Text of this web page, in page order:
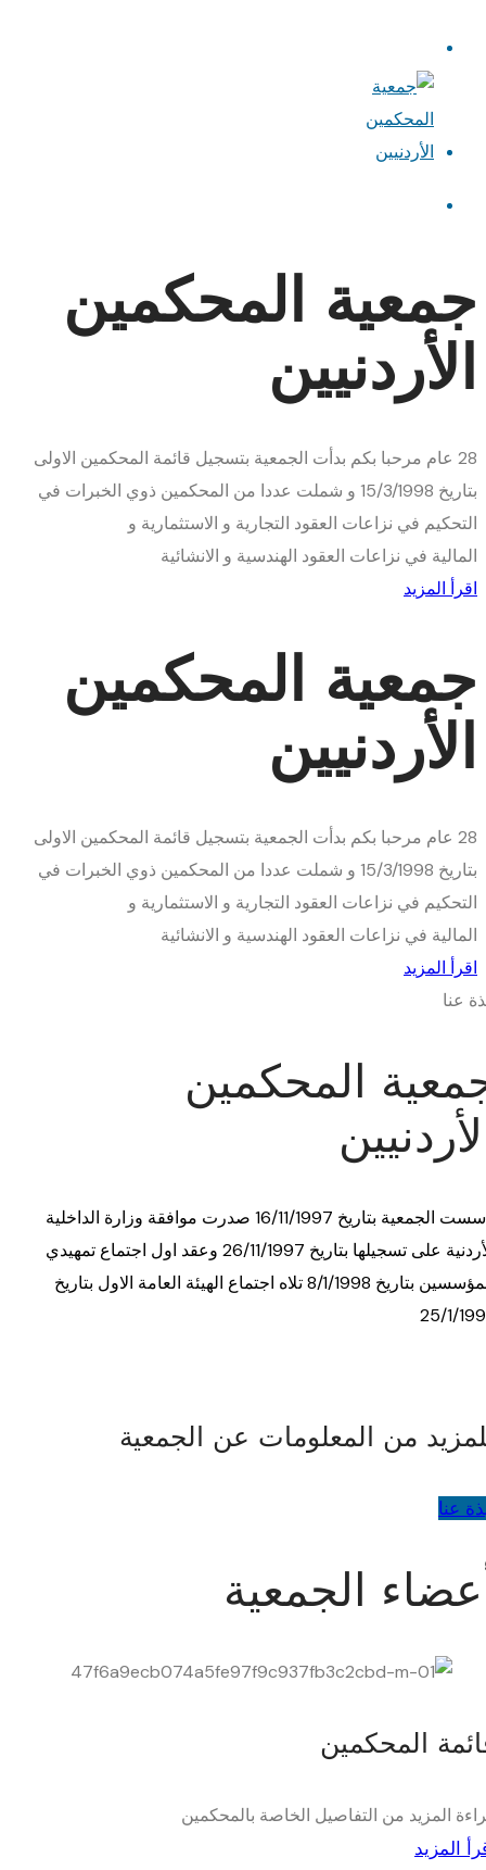
جمعية المحكمين
الأردنيين
28 عام مرحبا بكم بدأت الجمعية بتسجيل قائمة المحكمين الاولى
بتاريخ 15/3/1998 و شملت عددا من المحكمين ذوي الخبرات في
التحكيم في نزاعات العقود التجارية و الاستثمارية و
المالية في نزاعات العقود الهندسية و الانشائية
اقرأ المزيد
جمعية المحكمين
الأردنيين
28 عام مرحبا بكم بدأت الجمعية بتسجيل قائمة المحكمين الاولى
بتاريخ 15/3/1998 و شملت عددا من المحكمين ذوي الخبرات في
التحكيم في نزاعات العقود التجارية و الاستثمارية و
المالية في نزاعات العقود الهندسية و الانشائية
اقرأ المزيد
عنا
المحكمين
تأسست الجمعية بتاريخ 16/11/1997 صدرت موافقة وزارة الداخلية
الأردنية على تسجيلها بتاريخ 26/11/1997 وعقد اول اجتماع تمهيدي
للمؤسسين بتاريخ 8/1/1998 تلاه اجتماع الهيئة العامة الاول بتاريخ
25/1/
من المعلومات عن الجمعية
عنا
الجمعية
المحكمين
المزيد من التفاصيل الخاصة بالمحكمين
المزيد